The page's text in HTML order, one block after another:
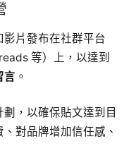
片發布在社群平台
等）上，以達到
言 。
，以確保貼文達到目
對品牌增加信任感、